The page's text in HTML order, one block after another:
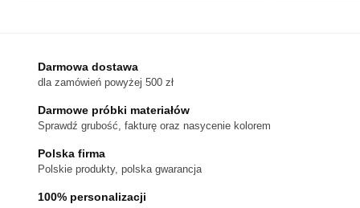
wybrać
stronie
produktu
Darmowa dostawa
dla zamówień powyżej 500 zł
Darmowe próbki materiałów
Sprawdź grubość, fakturę oraz nasycenie kolorem
Polska firma
Polskie produkty, polska gwarancja
100% personalizacji